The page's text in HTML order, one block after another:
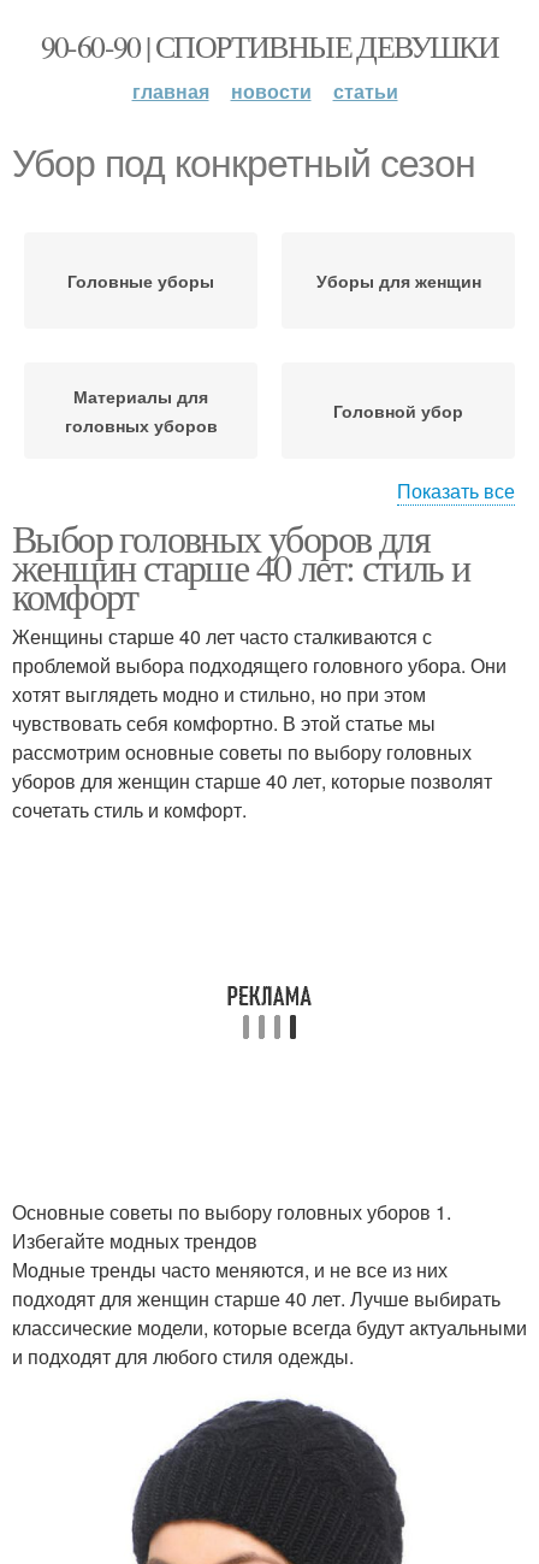
90-60-90 | СПОРТИВНЫЕ ДЕВУШКИ
главная новости статьи
Убор под конкретный сезон
Головные уборы Уборы для женщин
Материалы для
головных уборов
Головной убор
Убор для женщин
определённый наряд
Показать все
Выбор головных уборов для
женщин старше 40 лет: стиль и
комфорт
Женщины старше 40 лет часто сталкиваются с
проблемой выбора подходящего головного убора. Они
хотят выглядеть модно и стильно, но при этом
чувствовать себя комфортно. В этой статье мы
рассмотрим основные советы по выбору головных
уборов для женщин старше 40 лет, которые позволят
сочетать стиль и комфорт.
Основные советы по выбору головных уборов 1.
Избегайте модных трендов
Модные тренды часто меняются, и не все из них
подходят для женщин старше 40 лет. Лучше выбирать
классические модели, которые всегда будут актуальными
и подходят для любого стиля одежды.